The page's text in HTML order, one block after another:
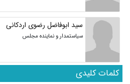
سید ابوفاضل رضوی اردکانی
سیاستمدار و نماینده مجلس
کلمات کلیدی